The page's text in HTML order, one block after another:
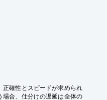
正確性とスピードが求められ
場合、仕分けの遅延は全体の